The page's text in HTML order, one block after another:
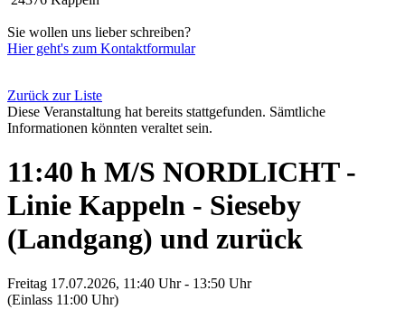
Sie wollen uns lieber schreiben?
Hier geht's zum Kontaktformular
Zurück zur Liste
Diese Veranstaltung hat bereits stattgefunden. Sämtliche
Informationen könnten veraltet sein.
11:40 h M/S NORDLICHT -
Linie Kappeln - Sieseby
(Landgang) und zurück
Freitag 17.07.2026, 11:40 Uhr - 13:50 Uhr
(Einlass 11:00 Uhr)